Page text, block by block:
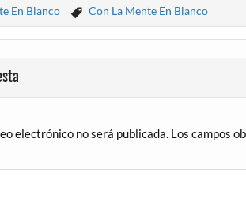
En Blanco Con La Mente En Blanco
electrónico no será publicada. Los campos